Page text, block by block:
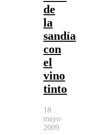
de
la
sandía
con
el
vino
tinto
18
mayo
2009